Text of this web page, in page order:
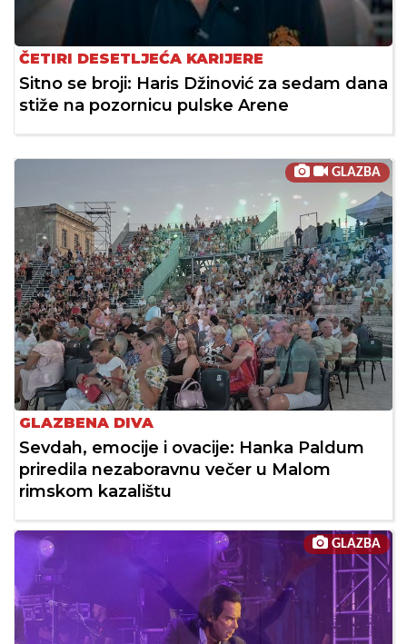
ČETIRI DESETLJEĆA KARIJERE
Sitno se broji: Haris Džinović za sedam dana
stiže na pozornicu pulske Arene
GLAZBA
GLAZBENA DIVA
Sevdah, emocije i ovacije: Hanka Paldum
priredila nezaboravnu večer u Malom
rimskom kazalištu
GLAZBA